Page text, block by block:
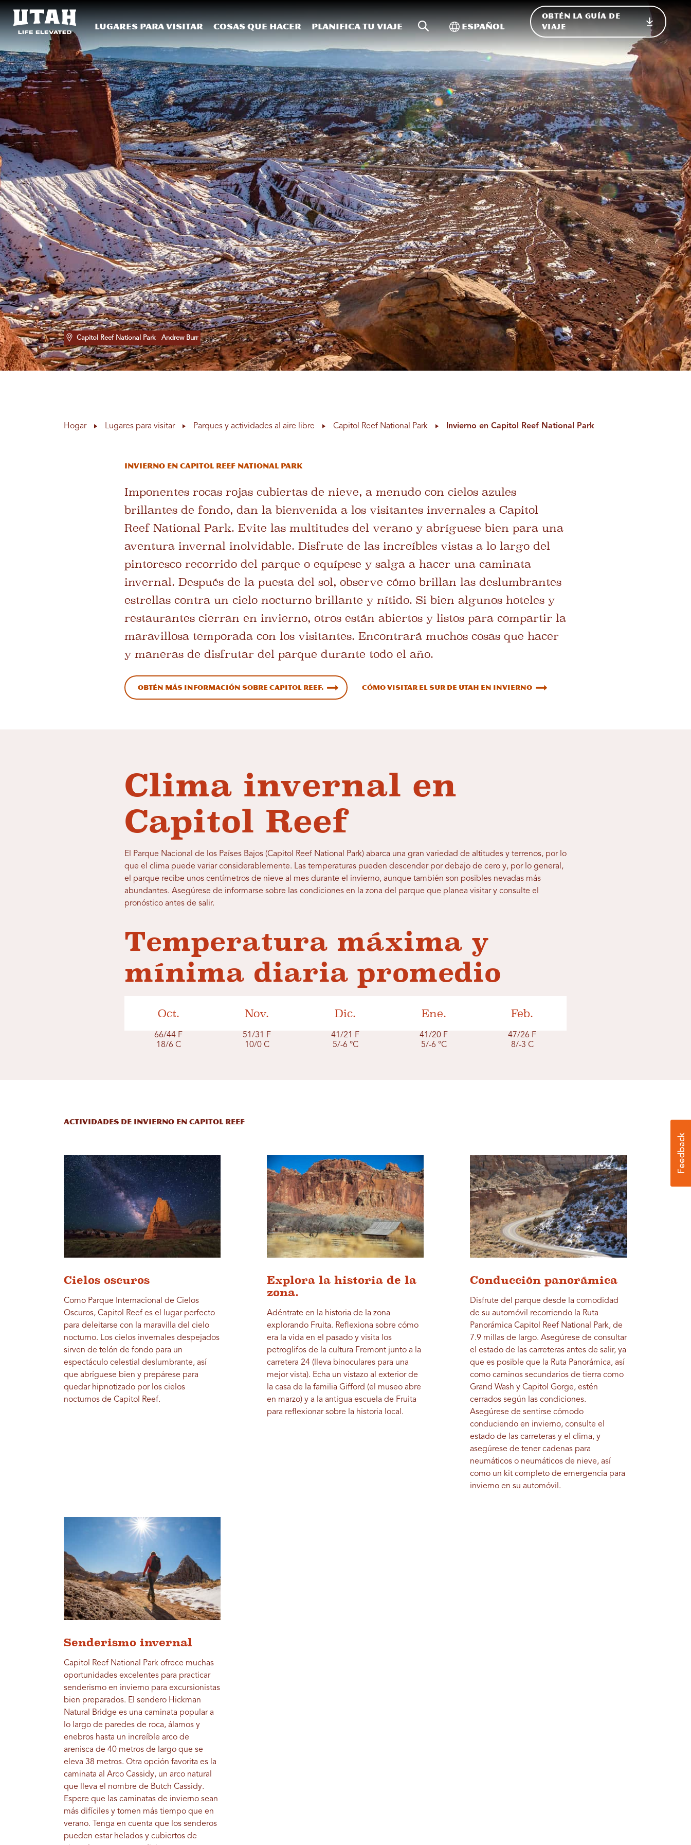
Skip to content
Lugares para visitar Cosas que hacer Planifica tu viaje Búsqueda en el sitio
Alternar Internacional
Español
OBTÉN LA GUÍA DE
VIAJE
Capitol Reef National Park Andrew Burr
Hogar Lugares para visitar Parques y actividades al aire libre Capitol Reef National Park Invierno en Capitol Reef National Park
Invierno en Capitol Reef National Park
Imponentes rocas rojas cubiertas de nieve, a menudo con cielos azules
brillantes de fondo, dan la bienvenida a los visitantes invernales a Capitol
Reef National Park. Evite las multitudes del verano y abríguese bien para una
aventura invernal inolvidable. Disfrute de las increíbles vistas a lo largo del
pintoresco recorrido del parque o equípese y salga a hacer una caminata
invernal. Después de la puesta del sol, observe cómo brillan las deslumbrantes
estrellas contra un cielo nocturno brillante y nítido. Si bien algunos hoteles y
restaurantes cierran en invierno, otros están abiertos y listos para compartir la
maravillosa temporada con los visitantes. Encontrará muchos cosas que hacer
y maneras de disfrutar del parque durante todo el año.
Obtén más información sobre Capitol Reef. Cómo visitar el sur de Utah en invierno
Clima invernal en
Capitol Reef
El Parque Nacional de los Países Bajos (Capitol Reef National Park) abarca una gran variedad de altitudes y terrenos, por lo
que el clima puede variar considerablemente. Las temperaturas pueden descender por debajo de cero y, por lo general,
el parque recibe unos centímetros de nieve al mes durante el invierno, aunque también son posibles nevadas más
abundantes. Asegúrese de informarse sobre las condiciones en la zona del parque que planea visitar y consulte el
pronóstico antes de salir.
Temperatura máxima y
mínima diaria promedio
Oct. Nov. Dic. Ene. Feb.
66/44 F
18/6 C
51/31 F
10/0 C
41/21 F
5/-6 °C
41/20 F
5/-6 °C
47/26 F
8/-3 C
Actividades de invierno en Capitol Reef
Cielos oscuros
Como Parque Internacional de Cielos
Oscuros, Capitol Reef es el lugar perfecto
para deleitarse con la maravilla del cielo
nocturno. Los cielos invernales despejados
sirven de telón de fondo para un
espectáculo celestial deslumbrante, así
que abríguese bien y prepárese para
quedar hipnotizado por los cielos
nocturnos de Capitol Reef.
Explora la historia de la
zona.
Adéntrate en la historia de la zona
explorando Fruita. Reflexiona sobre cómo
era la vida en el pasado y visita los
petroglifos de la cultura Fremont junto a la
carretera 24 (lleva binoculares para una
mejor vista). Echa un vistazo al exterior de
la casa de la familia Gifford (el museo abre
en marzo) y a la antigua escuela de Fruita
para reflexionar sobre la historia local.
Conducción panorámica
Disfrute del parque desde la comodidad
de su automóvil recorriendo la Ruta
Panorámica Capitol Reef National Park, de
7.9 millas de largo. Asegúrese de consultar
el estado de las carreteras antes de salir, ya
que es posible que la Ruta Panorámica, así
como caminos secundarios de tierra como
Grand Wash y Capitol Gorge, estén
cerrados según las condiciones.
Asegúrese de sentirse cómodo
conduciendo en invierno, consulte el
estado de las carreteras y el clima, y ​​
asegúrese de tener cadenas para
neumáticos o neumáticos de nieve, así
como un kit completo de emergencia para
invierno en su automóvil.
Senderismo invernal
Capitol Reef National Park ofrece muchas
oportunidades excelentes para practicar
senderismo en invierno para excursionistas
bien preparados. El sendero Hickman
Natural Bridge es una caminata popular a
lo largo de paredes de roca, álamos y
enebros hasta un increíble arco de
arenisca de 40 metros de largo que se
eleva 38 metros. Otra opción favorita es la
caminata al Arco Cassidy, un arco natural
que lleva el nombre de Butch Cassidy.
Espere que las caminatas de invierno sean
más difíciles y tomen más tiempo que en
verano. Tenga en cuenta que los senderos
pueden estar helados y cubiertos de